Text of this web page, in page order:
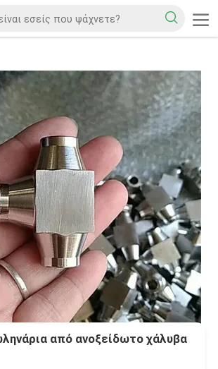
από ανοξείδωτο χάλυβα